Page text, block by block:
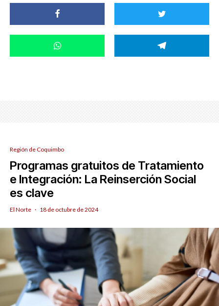
Región de Coquimbo
Programas gratuitos de Tratamiento
e Integración: La Reinserción Social
es clave
El Norte · 18 de octubre de 2024